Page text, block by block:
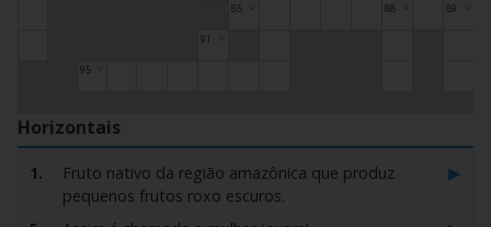
85 88 89
91
95
Horizontais
1.
Fruto nativo da região amazônica que produz
pequenos frutos roxo escuros.
▶